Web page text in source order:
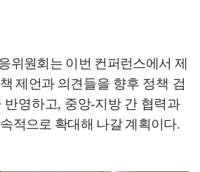
위원회는 이번 컨퍼런스에서 제
제언과 의견들을 향후 정책 검
반영하고, 중앙-지방 간 협력과
적으로 확대해 나갈 계획이다.